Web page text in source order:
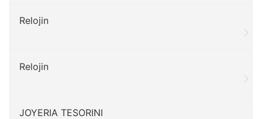
Relojin
Relojin
JOYERIA TESORINI